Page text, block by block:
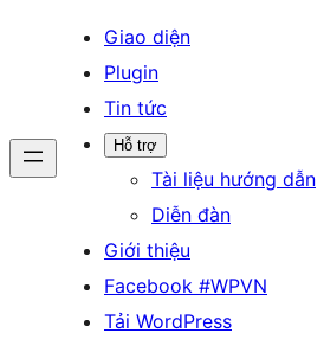
Giao diện
Plugin
Tin tức
Hỗ trợ
Tài liệu hướng dẫn
Diễn đàn
Giới thiệu
Facebook #WPVN
Tải WordPress